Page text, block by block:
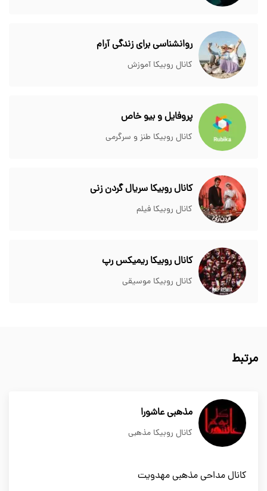
روانشناسی برای زندگی آرام
کانال روبیکا آموزش
پروفایل و بیو خاص
کانال روبیکا طنز و سرگرمی
کانال روبیکا سریال گردن زنی
کانال روبیکا فیلم
کانال روبیکا ریمیکس رپ
کانال روبیکا موسیقی
مرتبط
مذهبی عاشورا
کانال روبیکا مذهبی
کانال مداحی مذهبی مهدویت